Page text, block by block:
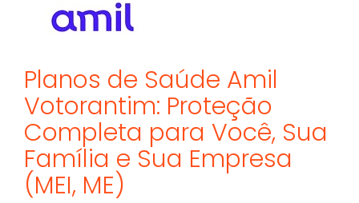
Planos de Saúde Amil
Votorantim: Proteção
Completa para Você, Sua
Família e Sua Empresa
(MEI, ME)